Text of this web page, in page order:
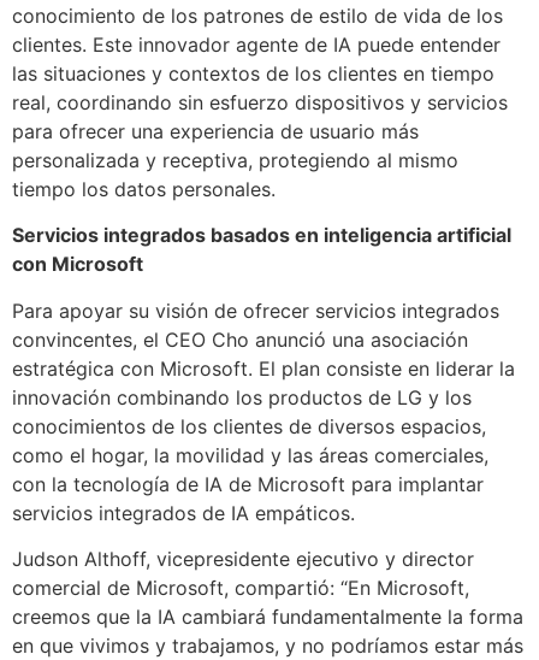
conocimiento de los patrones de estilo de vida de los
clientes. Este innovador agente de IA puede entender
las situaciones y contextos de los clientes en tiempo
real, coordinando sin esfuerzo dispositivos y servicios
para ofrecer una experiencia de usuario más
personalizada y receptiva, protegiendo al mismo
tiempo los datos personales.
Servicios integrados basados en inteligencia artificial
con Microsoft
Para apoyar su visión de ofrecer servicios integrados
convincentes, el CEO Cho anunció una asociación
estratégica con Microsoft. El plan consiste en liderar la
innovación combinando los productos de LG y los
conocimientos de los clientes de diversos espacios,
como el hogar, la movilidad y las áreas comerciales,
con la tecnología de IA de Microsoft para implantar
servicios integrados de IA empáticos.
Judson Althoff, vicepresidente ejecutivo y director
comercial de Microsoft, compartió: “En Microsoft,
creemos que la IA cambiará fundamentalmente la forma
en que vivimos y trabajamos, y no podríamos estar más